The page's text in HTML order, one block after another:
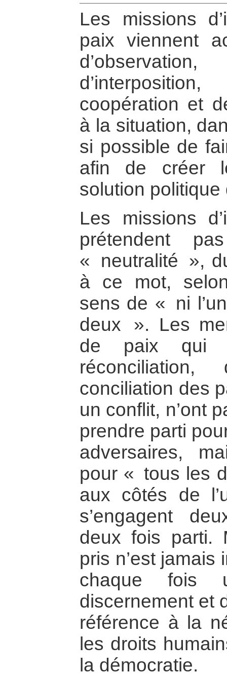
Les missions
paix viennent
coopération et
à la situation,
si possible de
afin de créer
solution politique
Les missions
prétendent
« neutralité »,
à ce mot,
sens de « ni
deux ». Les
de paix qui
conciliation des
un conflit, n’ont
prendre parti
adversaires,
pour « tous les
aux côtés de
s’engagent
deux fois parti.
pris n’est
chaque fois
discernement et
référence à la
les droits
la démocratie.